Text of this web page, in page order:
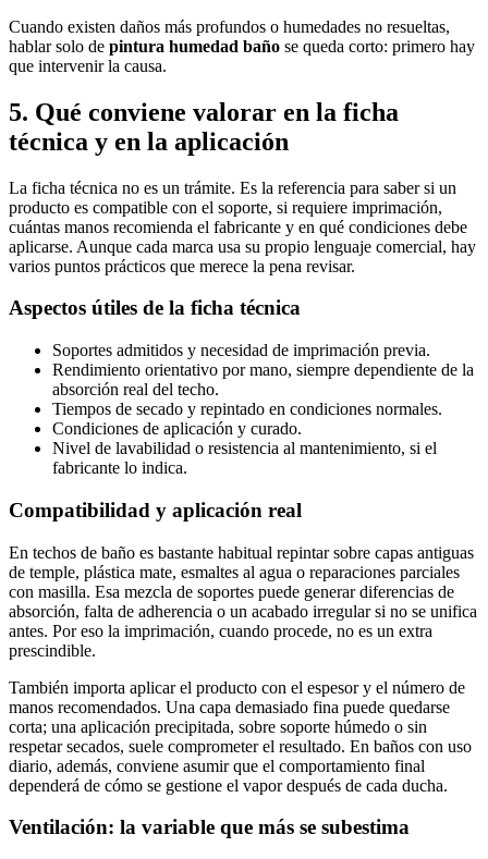
Cuando existen daños más profundos o humedades no resueltas,
hablar solo de pintura humedad baño se queda corto: primero hay
que intervenir la causa.
5. Qué conviene valorar en la ficha
técnica y en la aplicación
La ficha técnica no es un trámite. Es la referencia para saber si un
producto es compatible con el soporte, si requiere imprimación,
cuántas manos recomienda el fabricante y en qué condiciones debe
aplicarse. Aunque cada marca usa su propio lenguaje comercial, hay
varios puntos prácticos que merece la pena revisar.
Aspectos útiles de la ficha técnica
Soportes admitidos y necesidad de imprimación previa.
Rendimiento orientativo por mano, siempre dependiente de la
absorción real del techo.
Tiempos de secado y repintado en condiciones normales.
Condiciones de aplicación y curado.
Nivel de lavabilidad o resistencia al mantenimiento, si el
fabricante lo indica.
Compatibilidad y aplicación real
En techos de baño es bastante habitual repintar sobre capas antiguas
de temple, plástica mate, esmaltes al agua o reparaciones parciales
con masilla. Esa mezcla de soportes puede generar diferencias de
absorción, falta de adherencia o un acabado irregular si no se unifica
antes. Por eso la imprimación, cuando procede, no es un extra
prescindible.
También importa aplicar el producto con el espesor y el número de
manos recomendados. Una capa demasiado fina puede quedarse
corta; una aplicación precipitada, sobre soporte húmedo o sin
respetar secados, suele comprometer el resultado. En baños con uso
diario, además, conviene asumir que el comportamiento final
dependerá de cómo se gestione el vapor después de cada ducha.
Ventilación: la variable que más se subestima